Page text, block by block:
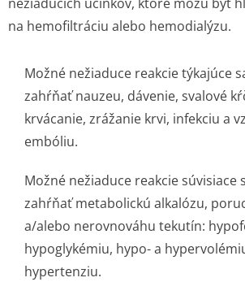
na hemofiltráciu alebo hemodialýzu.
Možné nežiaduce reakcie týkajúce
zahŕňať nauzeu, dávenie, svalové
krvácanie, zrážanie krvi, infekciu a
embóliu.
Možné nežiaduce reakcie súvisiace
zahŕňať metabolickú alkalózu,
a/alebo nerovnováhu tekutín:
hypoglykémiu, hypo- a
hypertenziu.